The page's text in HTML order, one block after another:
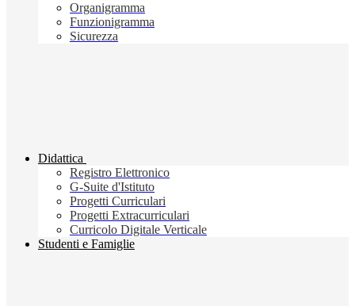
Organigramma
Funzionigramma
Sicurezza
Didattica
Registro Elettronico
G-Suite d'Istituto
Progetti Curriculari
Progetti Extracurriculari
Curricolo Digitale Verticale
Studenti e Famiglie